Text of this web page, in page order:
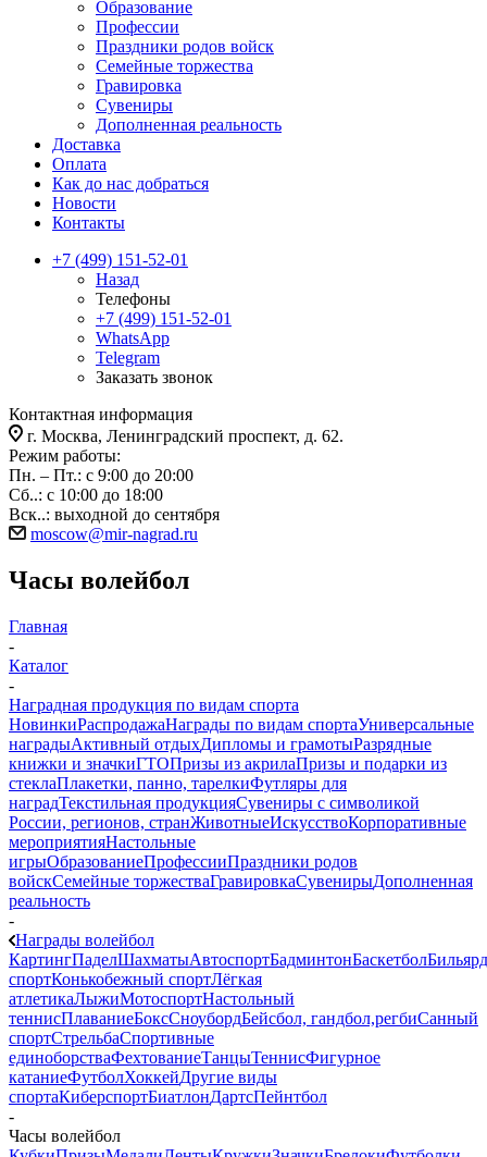
Образование
Профессии
Праздники родов войск
Семейные торжества
Гравировка
Сувениры
Дополненная реальность
Доставка
Оплата
Как до нас добраться
Новости
Контакты
+7 (499) 151-52-01
Назад
Телефоны
+7 (499) 151-52-01
WhatsApp
Telegram
Заказать звонок
Контактная информация
г. Москва, Ленинградский проспект, д. 62.
Режим работы:
Пн. – Пт.: с 9:00 до 20:00
Сб..: с 10:00 до 18:00
Вск..: выходной до сентября
moscow@mir-nagrad.ru
Часы волейбол
Главная
-
Каталог
-
Наградная продукция по видам спорта
НовинкиРаспродажаНаграды по видам спортаУниверсальные
наградыАктивный отдыхДипломы и грамотыРазрядные
книжки и значкиГТОПризы из акрилаПризы и подарки из
стеклаПлакетки, панно, тарелкиФутляры для
наградТекстильная продукцияСувениры с символикой
России, регионов, странЖивотныеИскусствоКорпоративные
мероприятияНастольные
игрыОбразованиеПрофессииПраздники родов
войскСемейные торжестваГравировкаСувенирыДополненная
реальность
-
Награды волейбол
КартингПаделШахматыАвтоспортБадминтонБаскетболБильярд
спортКонькобежный спортЛёгкая
атлетикаЛыжиМотоспортНастольный
теннисПлаваниеБоксСноубордБейсбол, гандбол,регбиСанный
спортСтрельбаСпортивные
единоборстваФехтованиеТанцыТеннисФигурное
катаниеФутболХоккейДругие виды
спортаКиберспортБиатлонДартсПейнтбол
-
Часы волейбол